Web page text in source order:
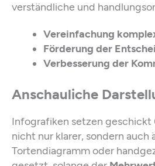
verständliche und
Vereinfachung
Förderung der
Verbesserung der
Anschauliche
Infografiken setzen geschickt
nicht nur klarer, sondern
Tortendiagramm oder